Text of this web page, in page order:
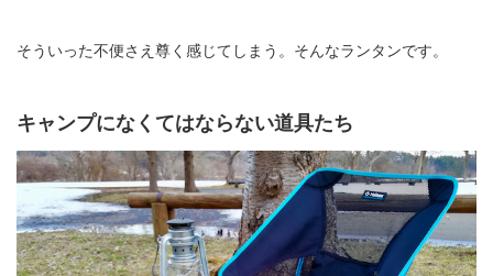
そういった不便さえ尊く感じてしまう。そんなランタンです。
キャンプになくてはならない道具たち